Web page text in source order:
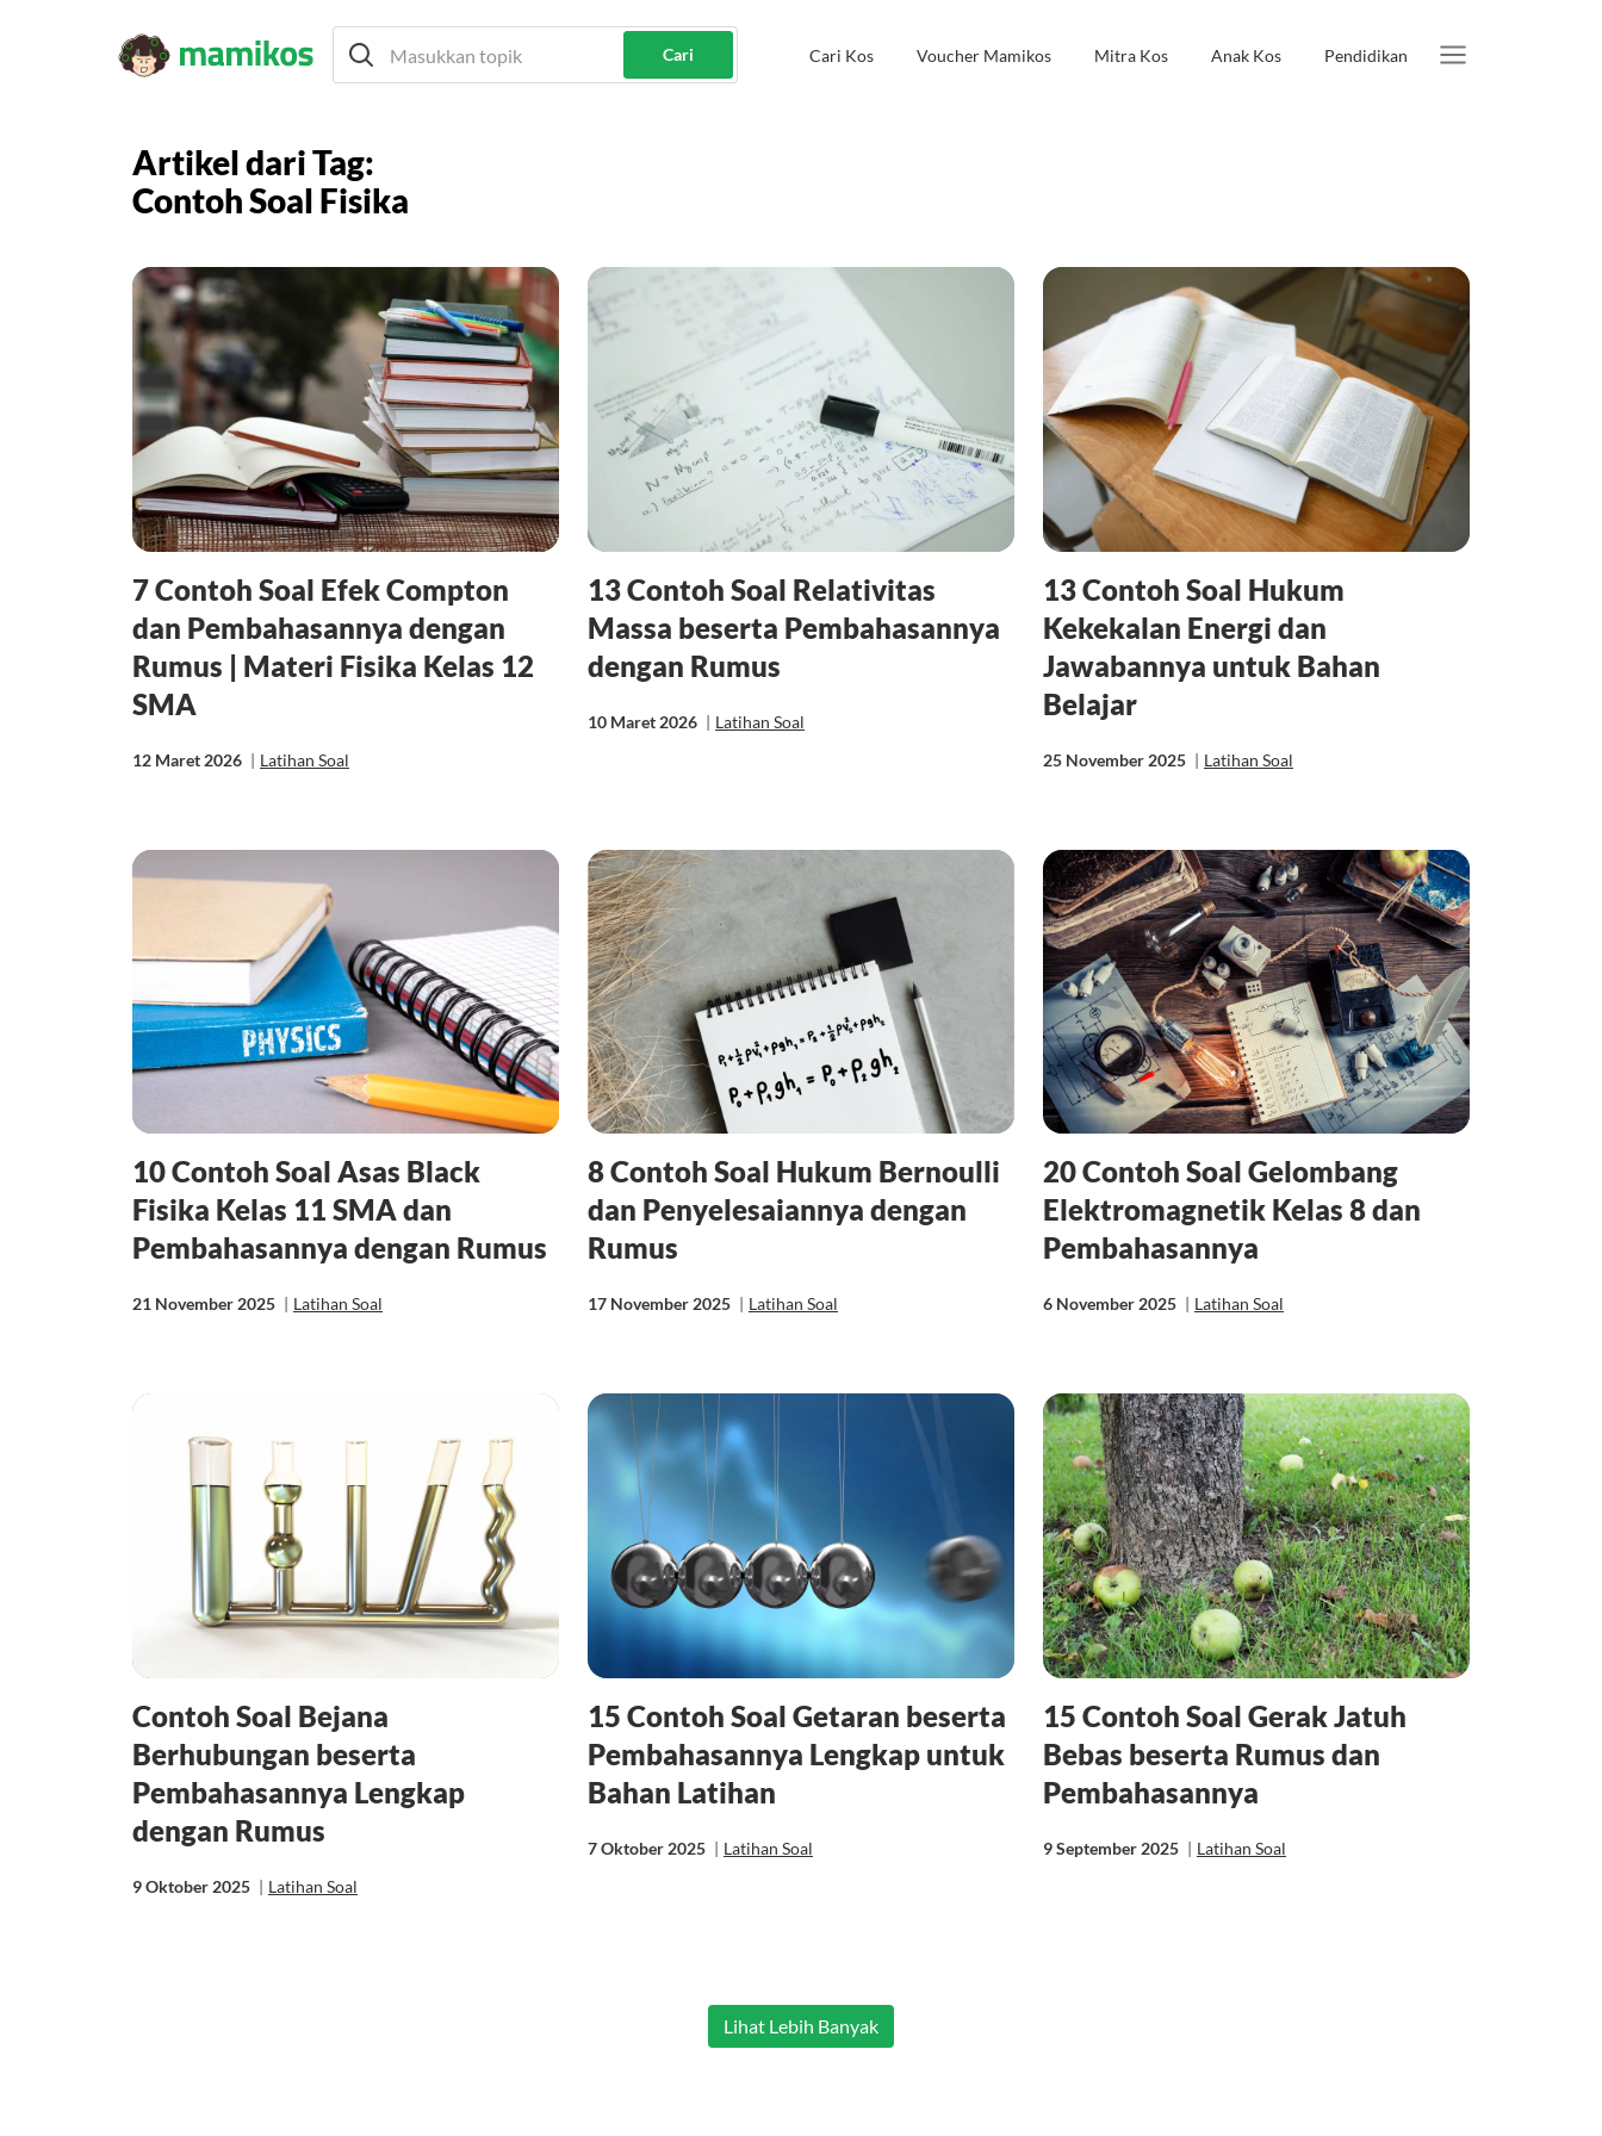
Cari Cari Kos Voucher Mamikos Mitra Kos Anak Kos Pendidikan
Artikel dari Tag:
Contoh Soal Fisika
7 Contoh Soal Efek Compton
dan Pembahasannya dengan
Rumus | Materi Fisika Kelas 12
SMA
12 Maret 2026 | Latihan Soal
13 Contoh Soal Relativitas
Massa beserta Pembahasannya
dengan Rumus
10 Maret 2026 | Latihan Soal
13 Contoh Soal Hukum
Kekekalan Energi dan
Jawabannya untuk Bahan
Belajar
25 November 2025 | Latihan Soal
10 Contoh Soal Asas Black
Fisika Kelas 11 SMA dan
Pembahasannya dengan Rumus
21 November 2025 | Latihan Soal
8 Contoh Soal Hukum Bernoulli
dan Penyelesaiannya dengan
Rumus
17 November 2025 | Latihan Soal
20 Contoh Soal Gelombang
Elektromagnetik Kelas 8 dan
Pembahasannya
6 November 2025 | Latihan Soal
Contoh Soal Bejana
Berhubungan beserta
Pembahasannya Lengkap
dengan Rumus
9 Oktober 2025 | Latihan Soal
15 Contoh Soal Getaran beserta
Pembahasannya Lengkap untuk
Bahan Latihan
7 Oktober 2025 | Latihan Soal
15 Contoh Soal Gerak Jatuh
Bebas beserta Rumus dan
Pembahasannya
9 September 2025 | Latihan Soal
Lihat Lebih Banyak